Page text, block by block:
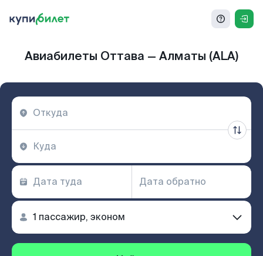
Авиабилеты Оттава — Алматы (ALA)